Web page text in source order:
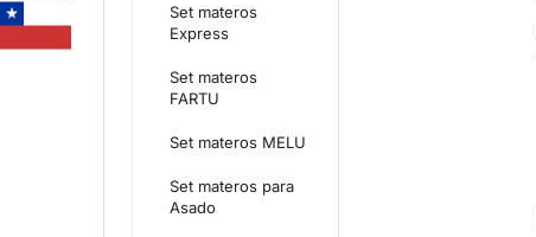
Set materos
Express
Set materos
FARTU
Set materos MELU
Set materos para
Asado